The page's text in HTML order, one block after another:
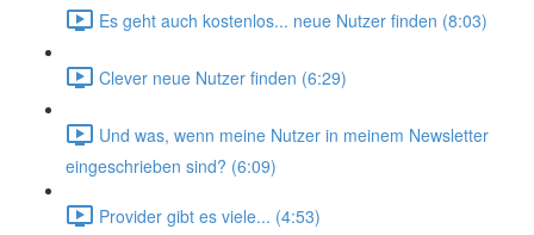
Es geht auch kostenlos... neue Nutzer finden (8:03)
Clever neue Nutzer finden (6:29)
Und was, wenn meine Nutzer in meinem Newsletter
eingeschrieben sind? (6:09)
Provider gibt es viele... (4:53)